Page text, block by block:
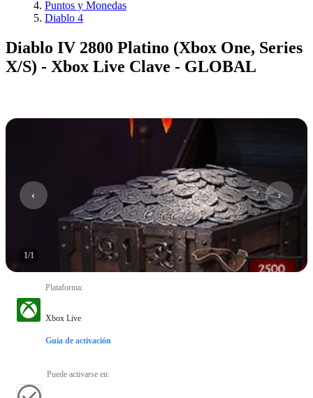
Puntos y Monedas
Diablo 4
Diablo IV 2800 Platino (Xbox One, Series
X/S) - Xbox Live Clave - GLOBAL
1/1
Plataforma:
Xbox Live
Guía de activación
Puede activarse en: